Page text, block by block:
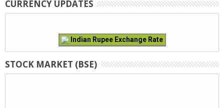
CURRENCY UPDATES
Indian Rupee Exchange Rate
STOCK MARKET (BSE)